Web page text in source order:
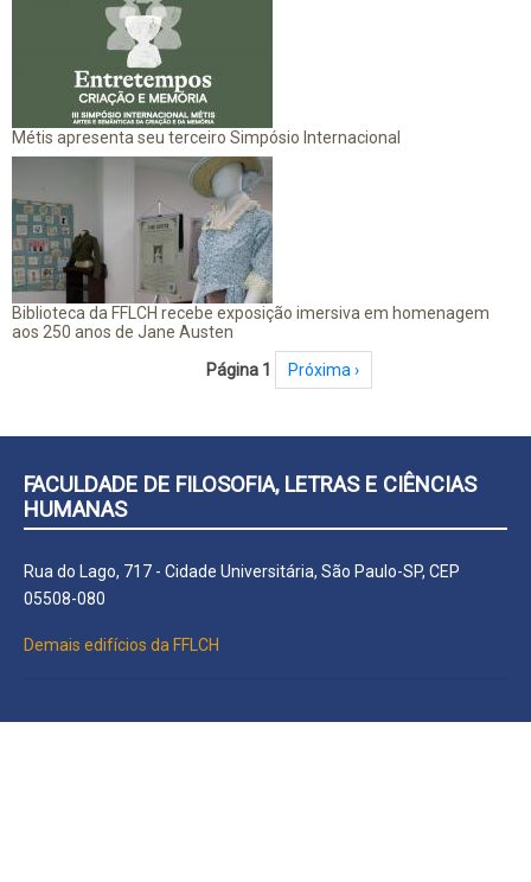
Métis apresenta seu terceiro Simpósio Internacional
Biblioteca da FFLCH recebe exposição imersiva em homenagem
aos 250 anos de Jane Austen
Página 1 Próxima página
Próxima ›
FACULDADE DE FILOSOFIA, LETRAS E CIÊNCIAS
HUMANAS
Rua do Lago, 717 - Cidade Universitária, São Paulo-SP, CEP
05508-080
Demais edifícios da FFLCH